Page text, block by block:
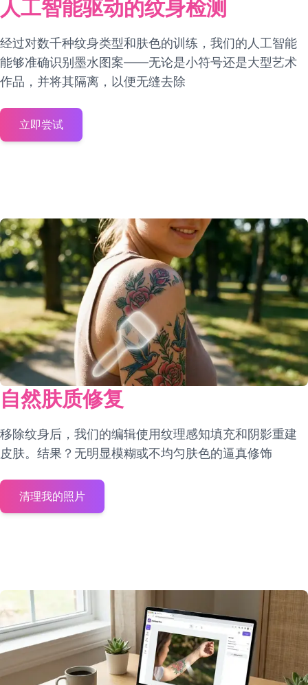
人工智能驱动的纹身检测
经过对数千种纹身类型和肤色的训练，我们的人工智能
能够准确识别墨水图案——无论是小符号还是大型艺术
作品，并将其隔离，以便无缝去除
立即尝试
自然肤质修复
移除纹身后，我们的编辑使用纹理感知填充和阴影重建
皮肤。结果？无明显模糊或不均匀肤色的逼真修饰
清理我的照片